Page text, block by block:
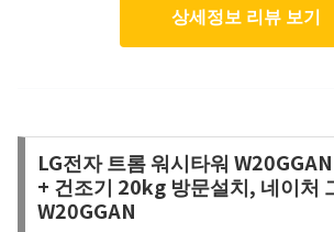
상세정보 리뷰 보기
LG전자 트롬 워시타워
+ 건조기 20kg 방문설치, 네이처
W20GGAN